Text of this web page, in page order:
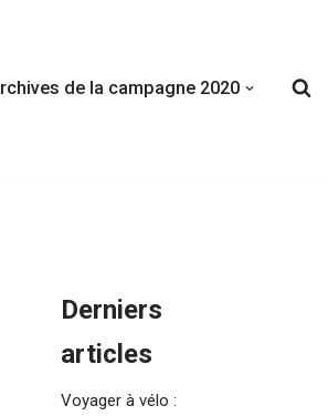
de la campagne 2020
Derniers
articles
Voyager à vélo :